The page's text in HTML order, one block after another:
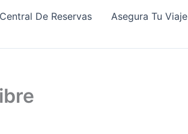
Central De Reservas Asegura Tu Viaje